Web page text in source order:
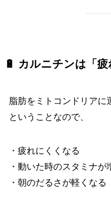
🔋 カルニチンは「
脂肪をミトコンドリアに
ということなので、
・疲れにくくなる
・動いた時のスタミナが
・朝のだるさが軽くなる